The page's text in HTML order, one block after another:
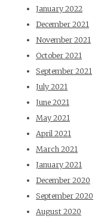
January 2022
December 2021
November 2021
October 2021
September 2021
July 2021
June 2021
May 2021
April 2021
March 2021
January 2021
December 2020
September 2020
August 2020